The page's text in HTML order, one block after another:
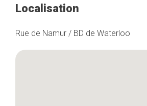
Localisation
Rue de Namur / BD de Waterloo